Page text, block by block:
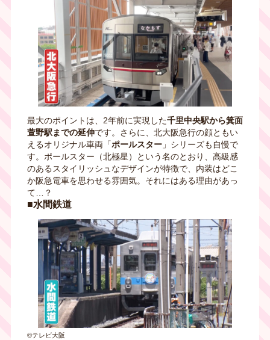
最大のポイントは、2年前に実現した千里中央駅から箕面
萱野駅までの延伸です。さらに、北大阪急行の顔ともい
えるオリジナル車両「ポールスター」シリーズも自慢で
す。ポールスター（北極星）という名のとおり、高級感
のあるスタイリッシュなデザインが特徴で、内装はどこ
か阪急電車を思わせる雰囲気。それにはある理由があっ
て…？
■水間鉄道
©テレビ大阪